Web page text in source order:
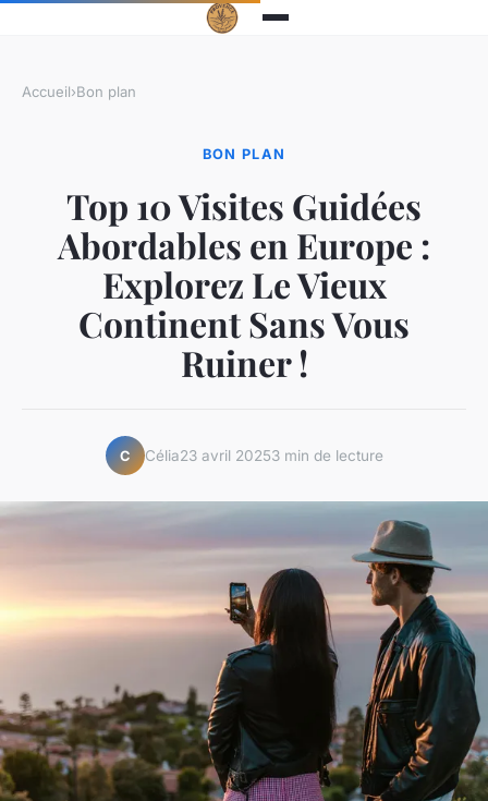
Accueil›Bon plan
BON PLAN
Top 10 Visites Guidées
Abordables en Europe :
Explorez Le Vieux
Continent Sans Vous
Ruiner !
C Célia23 avril 20253 min de lecture